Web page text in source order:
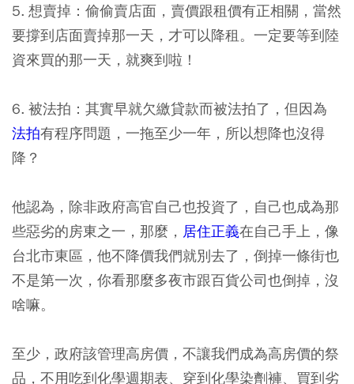
5. 想賣掉：偷偷賣店面，賣價跟租價有正相關，當然
要撐到店面賣掉那一天，才可以降租。一定要等到陸
資來買的那一天，就爽到啦！
6. 被法拍：其實早就欠繳貸款而被法拍了，但因為
法拍有程序問題，一拖至少一年，所以想降也沒得
降？
他認為，除非政府高官自己也投資了，自己也成為那
些惡劣的房東之一，那麼， 居住正義在自己手上，像
台北市東區，他不降價我們就別去了，倒掉一條街也
不是第一次，你看那麼多夜市跟百貨公司也倒掉，沒
啥嘛。
至少，政府該管理高房價，不讓我們成為高房價的祭
品，不用吃到化學週期表、穿到化學染劑褲、買到劣